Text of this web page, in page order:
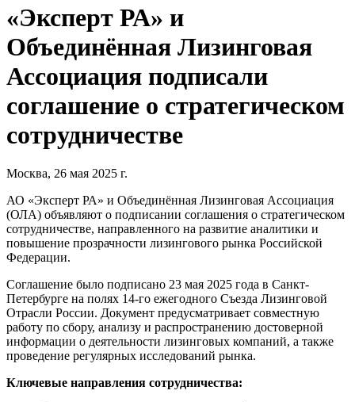
«Эксперт РА» и
Объединённая Лизинговая
Ассоциация подписали
соглашение о стратегическом
сотрудничестве
Москва, 26 мая 2025 г.
АО «Эксперт РА» и Объединённая Лизинговая Ассоциация
(ОЛА) объявляют о подписании соглашения о стратегическом
сотрудничестве, направленного на развитие аналитики и
повышение прозрачности лизингового рынка Российской
Федерации.
Соглашение было подписано 23 мая 2025 года в Санкт-
Петербурге на полях 14-го ежегодного Съезда Лизинговой
Отрасли России. Документ предусматривает совместную
работу по сбору, анализу и распространению достоверной
информации о деятельности лизинговых компаний, а также
проведение регулярных исследований рынка.
Ключевые направления сотрудничества: